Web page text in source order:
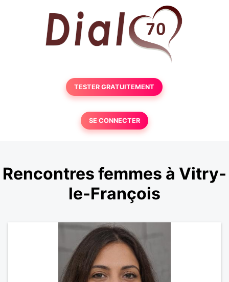
TESTER GRATUITEMENT
SE CONNECTER
Rencontres femmes à Vitry-
le-François